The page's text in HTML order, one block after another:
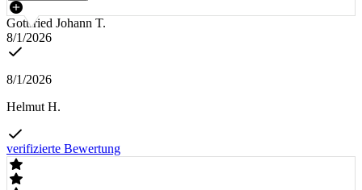
Gottfried Johann T.
8/1/2026
8/1/2026
Helmut H.
verifizierte Bewertung